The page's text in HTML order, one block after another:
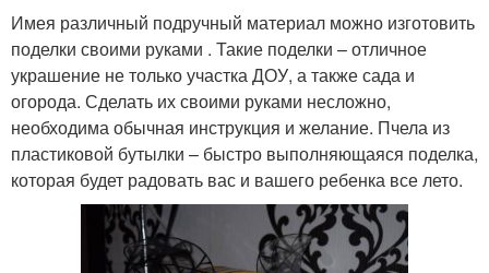
Имея различный подручный материал можно изготовить
поделки своими руками . Такие поделки – отличное
украшение не только участка ДОУ, а также сада и
огорода. Сделать их своими руками несложно,
необходима обычная инструкция и желание. Пчела из
пластиковой бутылки – быстро выполняющаяся поделка,
которая будет радовать вас и вашего ребенка все лето.